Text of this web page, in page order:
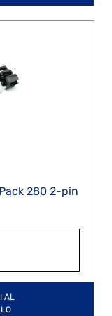
280 2-pin
AL